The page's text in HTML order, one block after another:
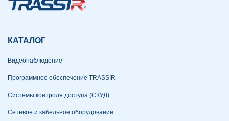
КАТАЛОГ
Видеонаблюдение
Программное обеспечение TRASSIR
Системы контроля доступа (СКУД)
Сетевое и кабельное оборудование